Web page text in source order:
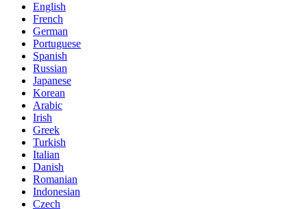
English
French
German
Portuguese
Spanish
Russian
Japanese
Korean
Arabic
Irish
Greek
Turkish
Italian
Danish
Romanian
Indonesian
Czech